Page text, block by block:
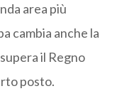
area più
cambia anche la
il Regno
posto.